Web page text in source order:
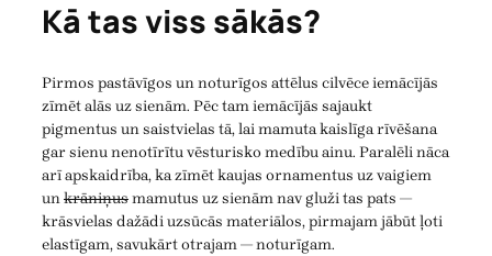
Kā tas viss sākās?
Pirmos pastāvīgos un noturīgos attēlus cilvēce iemācījās
zīmēt alās uz sienām. Pēc tam iemācījās sajaukt
pigmentus un saistvielas tā, lai mamuta kaislīga rīvēšana
gar sienu nenotīrītu vēsturisko medību ainu. Paralēli nāca
arī apskaidrība, ka zīmēt kaujas ornamentus uz vaigiem
unkrāniņusmamutus uz sienām nav gluži tas pats —
krāsvielas dažādi uzsūcās materiālos, pirmajam jābūt ļoti
elastīgam, savukārt otrajam — noturīgam.